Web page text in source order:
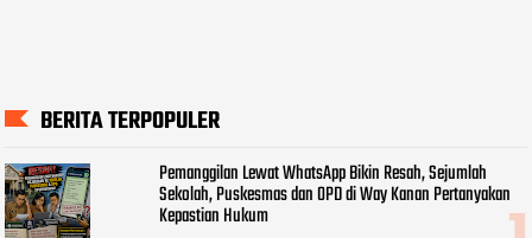
BERITA TERPOPULER
Pemanggilan Lewat WhatsApp Bikin Resah, Sejumlah
Sekolah, Puskesmas dan OPD di Way Kanan Pertanyakan
Kepastian Hukum